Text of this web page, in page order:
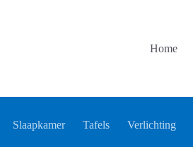
Home
Slaapkamer Tafels Verlichting